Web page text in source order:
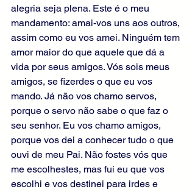
alegria seja plena. Este é o meu
mandamento: amai-vos uns aos outros,
assim como eu vos amei. Ninguém tem
amor maior do que aquele que dá a
vida por seus amigos. Vós sois meus
amigos, se fizerdes o que eu vos
mando. Já não vos chamo servos,
porque o servo não sabe o que faz o
seu senhor. Eu vos chamo amigos,
porque vos dei a conhecer tudo o que
ouvi de meu Pai. Não fostes vós que
me escolhestes, mas fui eu que vos
escolhi e vos destinei para irdes e